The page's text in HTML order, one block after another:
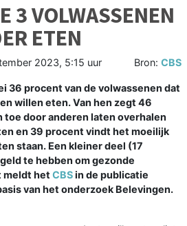
3 VOLWASSENEN
ETEN
2023, 5:15 uur Bron: CBS
36 procent van de volwassenen dat
willen eten. Van hen zegt 46
toe door anderen laten overhalen
en 39 procent vindt het moeilijk
staan. Een kleiner deel (17
te hebben om gezonde
meldt het CBSin de publicatie
van het onderzoek Belevingen.